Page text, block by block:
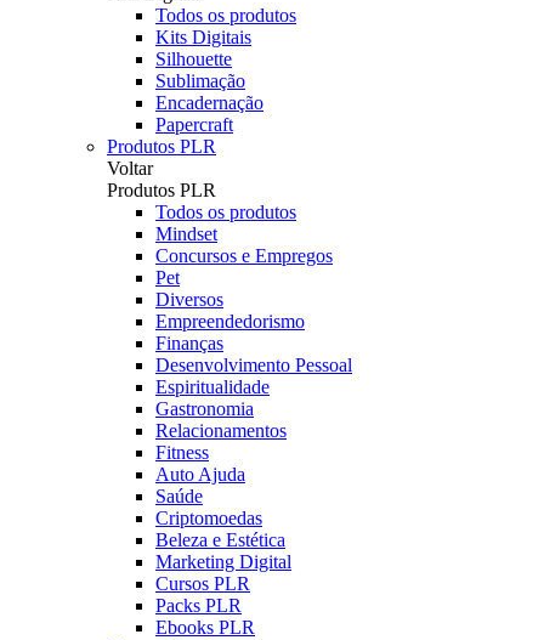
Todos os produtos
Kits Digitais
Silhouette
Sublimação
Encadernação
Papercraft
Produtos PLR
Voltar
Produtos PLR
Todos os produtos
Mindset
Concursos e Empregos
Pet
Diversos
Empreendedorismo
Finanças
Desenvolvimento Pessoal
Espiritualidade
Gastronomia
Relacionamentos
Fitness
Auto Ajuda
Saúde
Criptomoedas
Beleza e Estética
Marketing Digital
Cursos PLR
Packs PLR
Ebooks PLR